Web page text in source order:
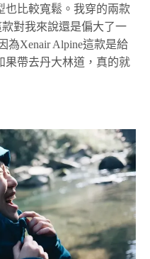
也比較寬鬆。我穿的兩款
款對我來說還是偏大了一
為Xenair Alpine這款是給
果帶去丹大林道，真的就